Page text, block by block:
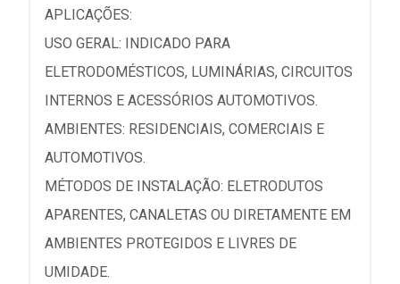
APLICAÇÕES:
USO GERAL: INDICADO PARA
ELETRODOMÉSTICOS, LUMINÁRIAS, CIRCUITOS
INTERNOS E ACESSÓRIOS AUTOMOTIVOS.
AMBIENTES: RESIDENCIAIS, COMERCIAIS E
AUTOMOTIVOS.
MÉTODOS DE INSTALAÇÃO: ELETRODUTOS
APARENTES, CANALETAS OU DIRETAMENTE EM
AMBIENTES PROTEGIDOS E LIVRES DE
UMIDADE.